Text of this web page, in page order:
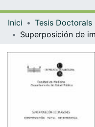
Inici Tesis Doctorals